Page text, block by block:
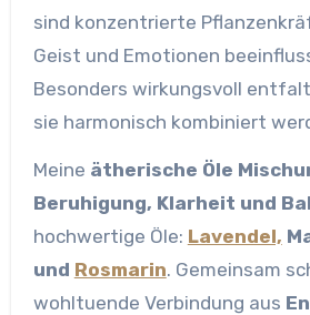
sind konzentrierte
Geist und Emotionen
Besonders wirkungsvoll
sie harmonisch kombiniert
Meine ätherische Öle
Beruhigung, Klarheit und
hochwertige Öle: Lavendel,
und Rosmarin. Gemeinsam
wohltuende Verbindung aus